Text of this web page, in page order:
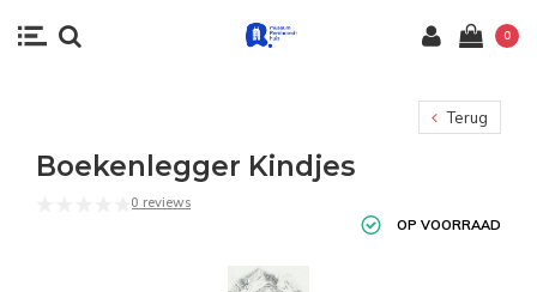
0
Terug
Boekenlegger Kindjes
0 reviews
OP VOORRAAD